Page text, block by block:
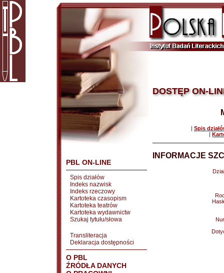
PBL ON-LINE
Spis działów
Indeks nazwisk
Indeks rzeczowy
Kartoteka czasopism
Kartoteka teatrów
Kartoteka wydawnictw
Szukaj tytułu/słowa
Transliteracja
Deklaracja dostępności
O PBL
ŹRÓDŁA DANYCH
DOSTĘP ON-
| Spis
|
INFORMACJE